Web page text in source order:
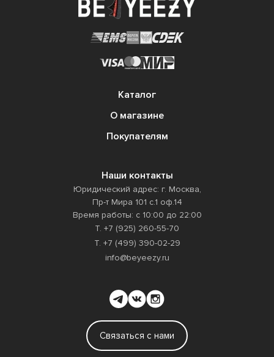
Каталог
О магазине
Покупателям
Наши контакты
Юридический адрес: г. Москва,
Пр-т Мира 101 с.1 оф.14
Время работы: с 10:00 до 22:00
Т. +7 (925) 260-55-70
Т. +7 (499) 390-02-29
info@beyeezy.ru
Связаться с нами